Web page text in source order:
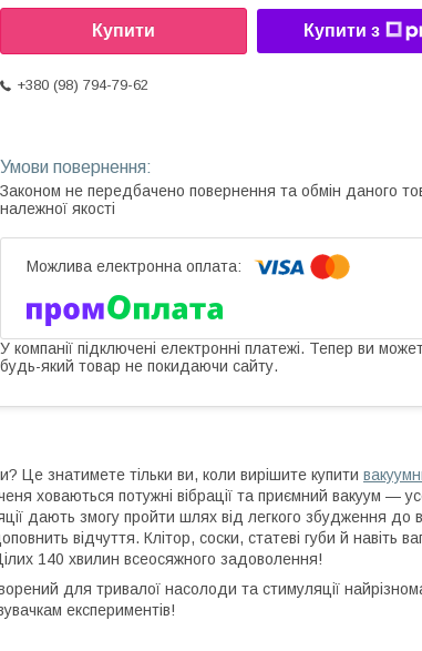
Купити Купити з
+380 (98) 794-79-62
Законом не передбачено повернення та обмін даного
належної якості
У компанії підключені електронні платежі. Тепер ви
будь-який товар не покидаючи сайту.
Це знатимете тільки ви, коли вирішите купити
ховаються потужні вібрації та приємний вакуум —
дають змогу пройти шлях від легкого збудження до
відчуття. Клітор, соски, статеві губи й навіть
140 хвилин всеосяжного задоволення!
для тривалої насолоди та стимуляції
експериментів!